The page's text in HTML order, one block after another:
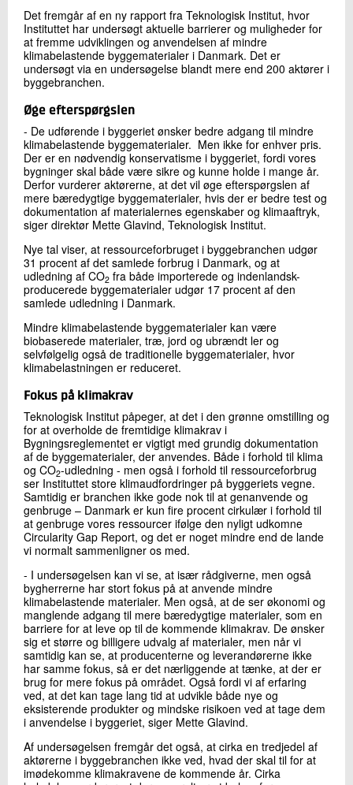
Det fremgår af en ny rapport fra Teknologisk Institut, hvor
Instituttet har undersøgt aktuelle barrierer og muligheder for
at fremme udviklingen og anvendelsen af mindre
klimabelastende byggematerialer i Danmark. Det er
undersøgt via en undersøgelse blandt mere end 200 aktører i
byggebranchen.
Øge efterspørgslen
- De udførende i byggeriet ønsker bedre adgang til mindre
klimabelastende byggematerialer. Men ikke for enhver pris.
Der er en nødvendig konservatisme i byggeriet, fordi vores
bygninger skal både være sikre og kunne holde i mange år.
Derfor vurderer aktørerne, at det vil øge efterspørgslen af
mere bæredygtige byggematerialer, hvis der er bedre test og
dokumentation af materialernes egenskaber og klimaaftryk,
siger direktør Mette Glavind, Teknologisk Institut.
Nye tal viser, at ressourceforbruget i byggebranchen udgør
31 procent af det samlede forbrug i Danmark, og at
udledning af CO2 fra både importerede og indenlandsk-
producerede byggematerialer udgør 17 procent af den
samlede udledning i Danmark.
Mindre klimabelastende byggematerialer kan være
biobaserede materialer, træ, jord og ubrændt ler og
selvfølgelig også de traditionelle byggematerialer, hvor
klimabelastningen er reduceret.
Fokus på klimakrav
Teknologisk Institut påpeger, at det i den grønne omstilling og
for at overholde de fremtidige klimakrav i
Bygningsreglementet er vigtigt med grundig dokumentation
af de byggematerialer, der anvendes. Både i forhold til klima
og CO2-udledning - men også i forhold til ressourceforbrug
ser Instituttet store klimaudfordringer på byggeriets vegne.
Samtidig er branchen ikke gode nok til at genanvende og
genbruge – Danmark er kun fire procent cirkulær i forhold til
at genbruge vores ressourcer ifølge den nyligt udkomne
Circularity Gap Report, og det er noget mindre end de lande
vi normalt sammenligner os med.
- I undersøgelsen kan vi se, at især rådgiverne, men også
bygherrerne har stort fokus på at anvende mindre
klimabelastende materialer. Men også, at de ser økonomi og
manglende adgang til mere bæredygtige materialer, som en
barriere for at leve op til de kommende klimakrav. De ønsker
sig et større og billigere udvalg af materialer, men når vi
samtidig kan se, at producenterne og leverandørerne ikke
har samme fokus, så er det nærliggende at tænke, at der er
brug for mere fokus på området. Også fordi vi af erfaring
ved, at det kan tage lang tid at udvikle både nye og
eksisterende produkter og mindske risikoen ved at tage dem
i anvendelse i byggeriet, siger Mette Glavind.
Af undersøgelsen fremgår det også, at cirka en tredjedel af
aktørerne i byggebranchen ikke ved, hvad der skal til for at
imødekomme klimakravene de kommende år. Cirka